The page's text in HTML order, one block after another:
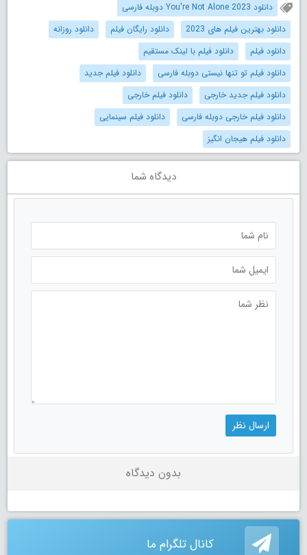
دانلود You're Not Alone 2023 دوبله فارسی
دانلود بهترین فیلم های 2023
دانلود رایگان فیلم
دانلود روزانه
دانلود فیلم
دانلود فیلم با لینک مستقیم
دانلود فیلم تو تنها نیستی دوبله فارسی
دانلود فیلم جدید
دانلود فیلم جدید خارجی
دانلود فیلم خارجی
دانلود فیلم خارجی دوبله فارسی
دانلود فیلم سینمایی
دانلود فیلم هیجان انگیز
دیدگاه شما
بدون دیدگاه
کانال تلگرام ما